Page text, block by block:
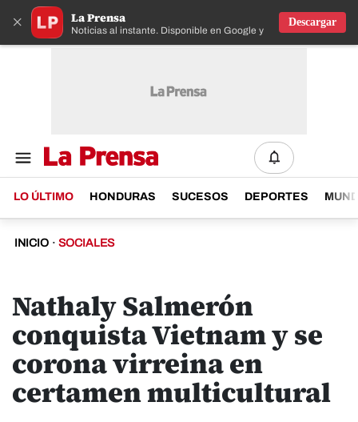
× La Prensa
Noticias al instante. Disponible en Google y IOS
Descargar
LO ÚLTIMO HONDURAS SUCESOS DEPORTES
INICIO · SOCIALES
Nathaly Salmerón
conquista Vietnam y se
corona virreina en
certamen multicultural